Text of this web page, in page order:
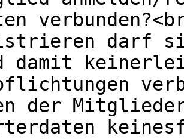
darf
damit
der